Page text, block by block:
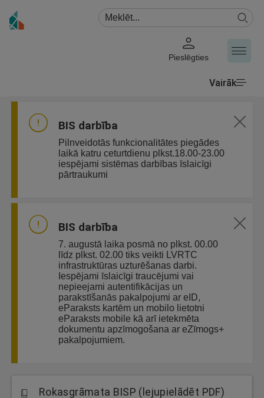
Pieslēgties
Vairāk
BIS darbība
Pilnveidotās funkcionalitātes piegādes
laikā katru ceturtdienu plkst.18.00-23.00
iespējami sistēmas darbības īslaicīgi
pārtraukumi
BIS darbība
7. augustā laika posmā no plkst. 00.00
līdz plkst. 02.00 tiks veikti LVRTC
infrastruktūras uzturēšanas darbi.
Iespējami īslaicīgi traucējumi vai
nepieejami autentifikācijas un
parakstīšanās pakalpojumi ar eID,
eParaksts kartēm un mobilo lietotni
eParaksts mobile kā arī ietekmēta
dokumentu apzīmogošana ar eZīmogs+
pakalpojumiem.
Rokasgrāmata BISP (lejupielādēt PDF)